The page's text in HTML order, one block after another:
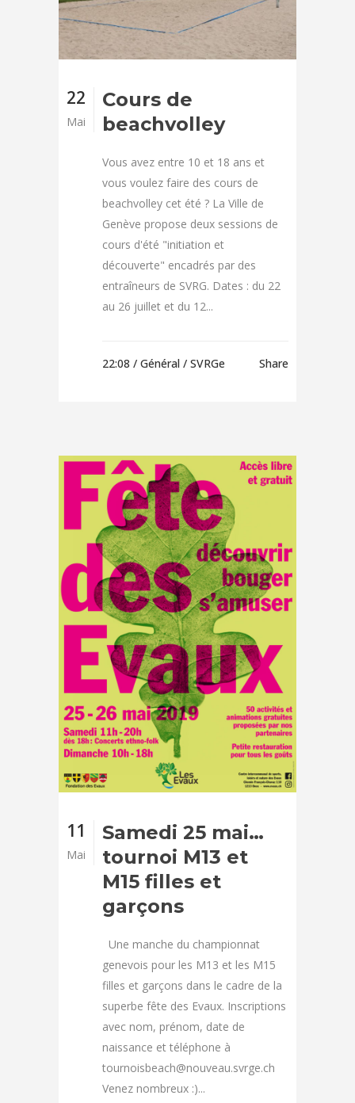
22
Mai
Cours de
beachvolley
Vous avez entre 10 et 18 ans et
vous voulez faire des cours de
beachvolley cet été ? La Ville de
Genève propose deux sessions de
cours d'été "initiation et
découverte" encadrés par des
entraîneurs de SVRG. Dates : du 22
au 26 juillet et du 12...
22:08 / Général / SVRGe Share
11
Mai
Samedi 25 mai…
tournoi M13 et
M15 filles et
garçons
Une manche du championnat
genevois pour les M13 et les M15
filles et garçons dans le cadre de la
superbe fête des Evaux. Inscriptions
avec nom, prénom, date de
naissance et téléphone à
tournoisbeach@nouveau.svrge.ch
Venez nombreux :)...